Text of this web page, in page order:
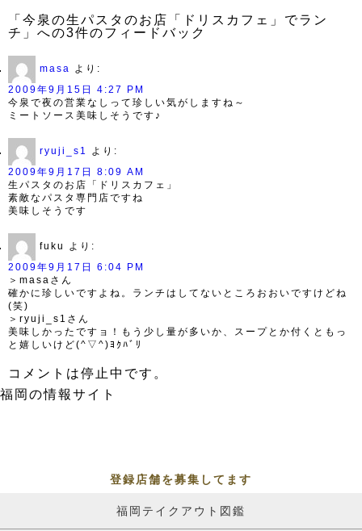
「今泉の生パスタのお店「ドリスカフェ」でラン
チ」への3件のフィードバック
masa より:
2009年9月15日 4:27 PM
今泉で夜の営業なしって珍しい気がしますね～
ミートソース美味しそうです♪
ryuji_s1
より:
2009年9月17日 8:09 AM
生パスタのお店「ドリスカフェ」
素敵なパスタ専門店ですね
美味しそうです
fuku
より:
2009年9月17日 6:04 PM
＞masaさん
確かに珍しいですよね。ランチはしてないところおおいですけどね
(笑)
＞ryuji_s1さん
美味しかったですョ！もう少し量が多いか、スープとか付くともっ
と嬉しいけど(^▽^)ﾖｸﾊﾞﾘ
コメントは停止中です。
福岡の情報サイト
登録店舗を募集してます
福岡テイクアウト図鑑